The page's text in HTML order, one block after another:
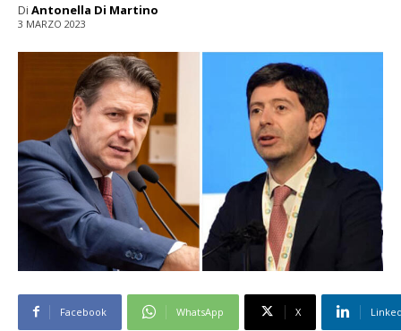
Di Antonella Di Martino
3 MARZO 2023
Facebook WhatsApp X